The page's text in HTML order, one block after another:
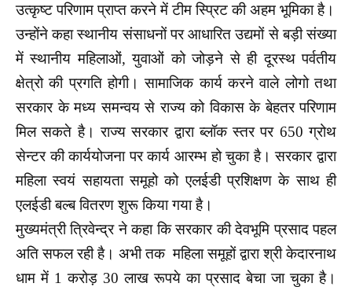
उत्कृष्ट परिणाम प्राप्त करने में टीम स्प्रिट की अहम भूमिका है।
उन्होंने कहा स्थानीय संसाधनों पर आधारित उद्यमों से बड़ी संख्या
में स्थानीय महिलाओं, युवाओं को जोड़ने से ही दूरस्थ पर्वतीय
क्षेत्रो की प्रगति होगी। सामाजिक कार्य करने वाले लोगो तथा
सरकार के मध्य समन्वय से राज्य को विकास के बेहतर परिणाम
मिल सकते है। राज्य सरकार द्वारा ब्लॉक स्तर पर 650 ग्रोथ
सेन्टर की कार्ययोजना पर कार्य आरम्भ हो चुका है। सरकार द्वारा
महिला स्वयं सहायता समूहो को एलईडी प्रशिक्षण के साथ ही
एलईडी बल्ब वितरण शुरू किया गया है।
मुख्यमंत्री त्रिवेन्द्र ने कहा कि सरकार की देवभूमि प्रसाद पहल
अति सफल रही है। अभी तक महिला समूहों द्वारा श्री केदारनाथ
धाम में 1 करोड़ 30 लाख रूपये का प्रसाद बेचा जा चुका है।